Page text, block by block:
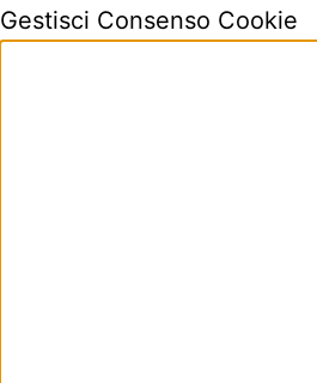
Gestisci Consenso Cookie